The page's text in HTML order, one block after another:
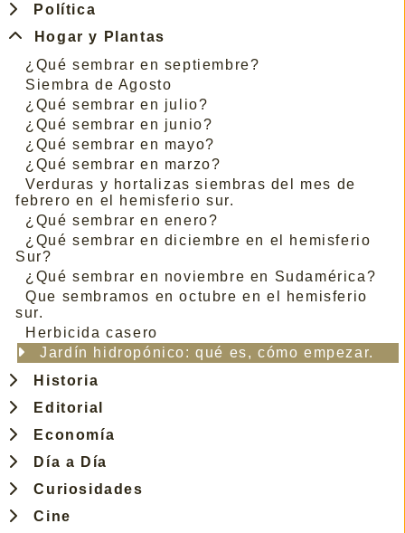
Política
Hogar y Plantas
¿Qué sembrar en septiembre?
Siembra de Agosto
¿Qué sembrar en julio?
¿Qué sembrar en junio?
¿Qué sembrar en mayo?
¿Qué sembrar en marzo?
Verduras y hortalizas siembras del mes de
febrero en el hemisferio sur.
¿Qué sembrar en enero?
¿Qué sembrar en diciembre en el hemisferio
Sur?
¿Qué sembrar en noviembre en Sudamérica?
Que sembramos en octubre en el hemisferio
sur.
Herbicida casero
Jardín hidropónico: qué es, cómo empezar.
Historia
Editorial
Economía
Día a Día
Curiosidades
Cine